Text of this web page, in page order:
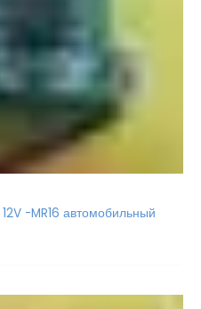
-MR16 автомобильный